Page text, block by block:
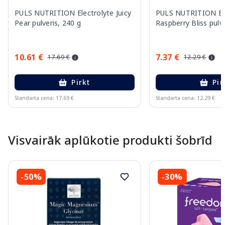
PULS NUTRITION Electrolyte Juicy
Pear pulveris, 240 g
10.61 € 17.69 €
Pirkt
Standarta cena: 17.69 €
PULS NUTRITION
Raspberry Bliss
7.37 € 12.29 €
Standarta cena: 12.29 €
Visvairāk aplūkotie produkti šobrīd
-50% -30%